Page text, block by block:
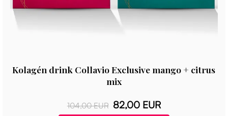
Kolagén drink Collavio Exclusive mango + citrus
mix
104,00 EUR 82,00 EUR